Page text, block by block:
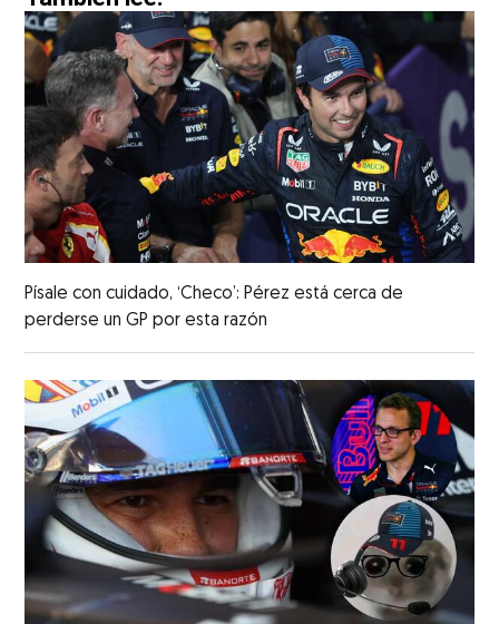
Písale con cuidado, ‘Checo’: Pérez está cerca de
perderse un GP por esta razón